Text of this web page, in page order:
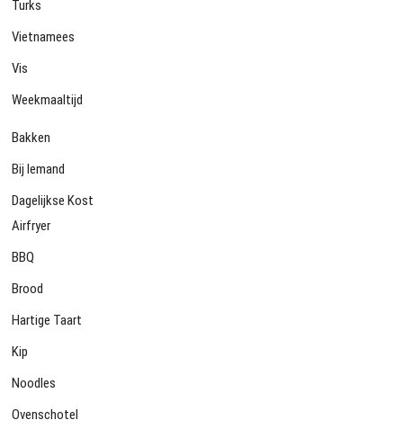
Turks
Vietnamees
Vis
Weekmaaltijd
Bakken
Bij Iemand
Dagelijkse Kost
Airfryer
BBQ
Brood
Hartige Taart
Kip
Noodles
Ovenschotel